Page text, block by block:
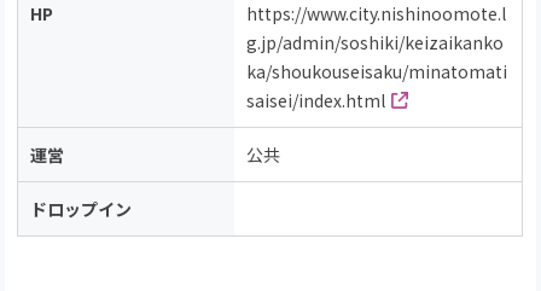
HP
https://www.city.nishinoomote.l
g.jp/admin/soshiki/keizaikanko
ka/shoukouseisaku/minatomati
saisei/index.html
運営 公共
ドロップイン